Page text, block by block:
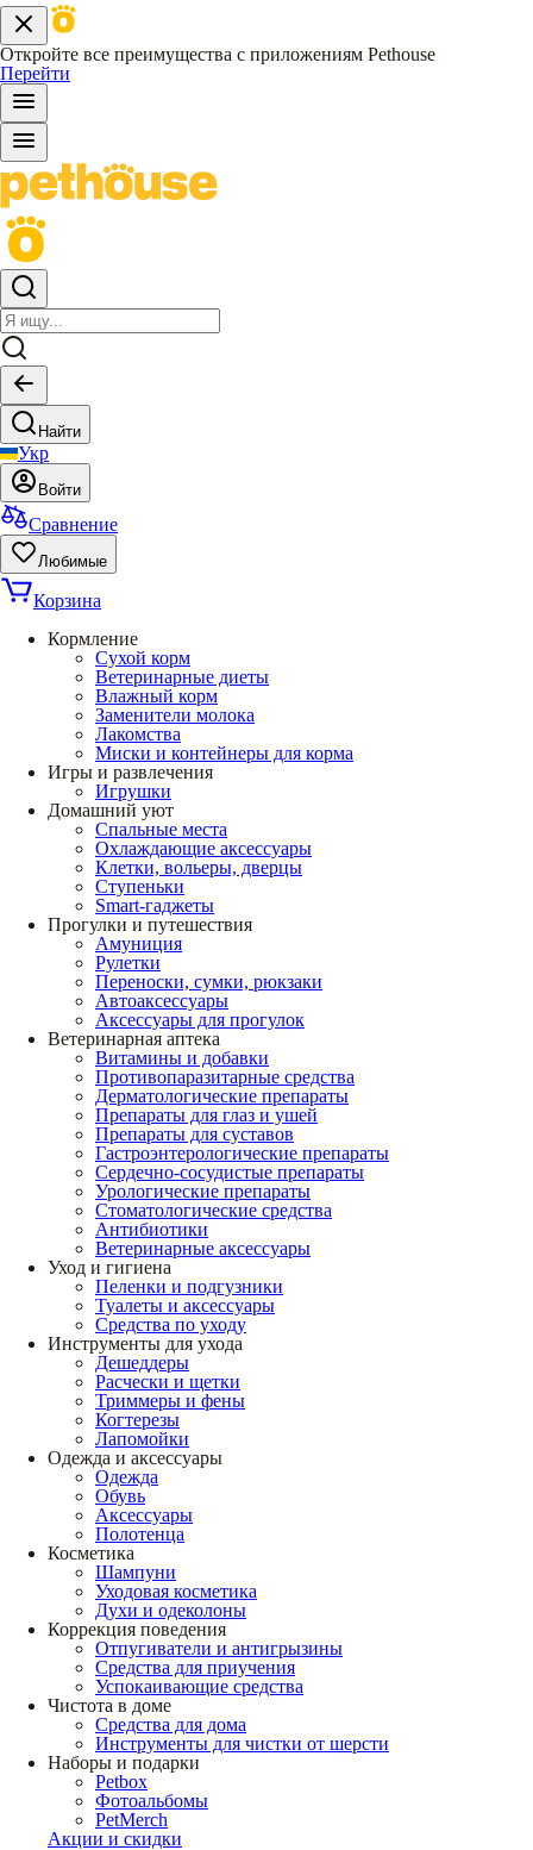
Откройте все преимущества с приложениям Pethouse
Перейти
Найти
Укр
Войти
Сравнение
Любимые
Корзина
Кормление
Сухой корм
Ветеринарные диеты
Влажный корм
Заменители молока
Лакомства
Миски и контейнеры для корма
Игры и развлечения
Игрушки
Домашний уют
Спальные места
Охлаждающие аксессуары
Клетки, вольеры, дверцы
Ступеньки
Smart-гаджеты
Прогулки и путешествия
Амуниция
Рулетки
Переноски, сумки, рюкзаки
Автоаксессуары
Аксессуары для прогулок
Ветеринарная аптека
Витамины и добавки
Противопаразитарные средства
Дерматологические препараты
Препараты для глаз и ушей
Препараты для суставов
Гастроэнтерологические препараты
Сердечно-сосудистые препараты
Урологические препараты
Стоматологические средства
Антибиотики
Ветеринарные аксессуары
Уход и гигиена
Пеленки и подгузники
Туалеты и аксессуары
Средства по уходу
Инструменты для ухода
Дешеддеры
Расчески и щетки
Триммеры и фены
Когтерезы
Лапомойки
Одежда и аксессуары
Одежда
Обувь
Аксессуары
Полотенца
Косметика
Шампуни
Уходовая косметика
Духи и одеколоны
Коррекция поведения
Отпугиватели и антигрызины
Средства для приучения
Успокаивающие средства
Чистота в доме
Средства для дома
Инструменты для чистки от шерсти
Наборы и подарки
Petbox
Фотоальбомы
PetMerch
Акции и скидки